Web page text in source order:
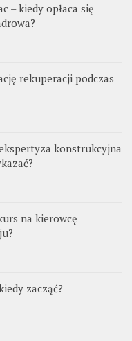
– kiedy opłaca się
rekuperacji podczas
konstrukcyjna
na kierowcę
zacząć?